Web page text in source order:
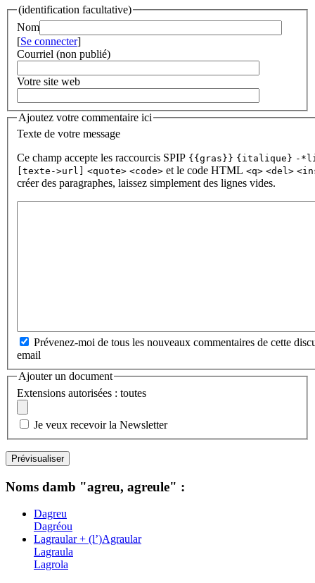
(identification facultative)
Nom
[Se connecter]
Courriel (non publié)
Votre site web
Ajoutez votre commentaire ici
Texte de votre message
Ce champ accepte les raccourcis SPIP {{gras}} {italique} -
[texte->url]
<quote> <code> et le code HTML <q> <del>
créer des paragraphes, laissez simplement des lignes vides.
Prévenez-moi de tous les nouveaux commentaires de cette
email
Ajouter un document
Extensions autorisées : toutes
Je veux recevoir la Newsletter
Noms damb "agreu, agreule" :
Dagreu
Dagréou
Lagraular + (l’)Agraular
Lagraula
Lagrola